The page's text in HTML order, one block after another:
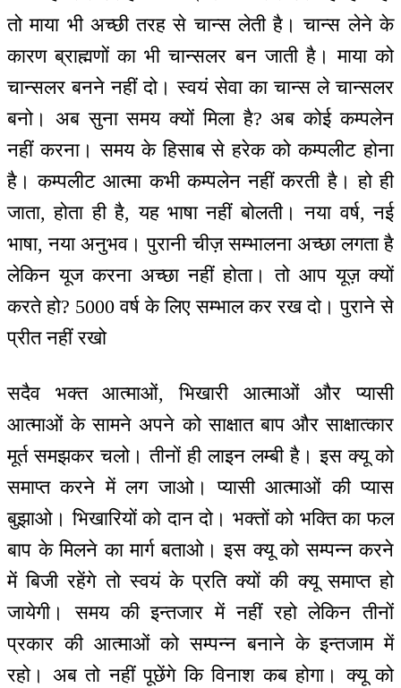
तो माया भी अच्छी तरह से चान्स लेती है। चान्स लेने के
कारण ब्राह्मणों का भी चान्सलर बन जाती है। माया को
चान्सलर बनने नहीं दो। स्वयं सेवा का चान्स ले चान्सलर
बनो। अब सुना समय क्यों मिला है? अब कोई कम्पलेन
नहीं करना। समय के हिसाब से हरेक को कम्पलीट होना
है। कम्पलीट आत्मा कभी कम्पलेन नहीं करती है। हो ही
जाता, होता ही है, यह भाषा नहीं बोलती। नया वर्ष, नई
भाषा, नया अनुभव। पुरानी चीज़ सम्भालना अच्छा लगता है
लेकिन यूज करना अच्छा नहीं होता। तो आप यूज़ क्यों
करते हो? 5000 वर्ष के लिए सम्भाल कर रख दो। पुराने से
प्रीत नहीं रखो
सदैव भक्त आत्माओं, भिखारी आत्माओं और प्यासी
आत्माओं के सामने अपने को साक्षात बाप और साक्षात्कार
मूर्त समझकर चलो। तीनों ही लाइन लम्बी है। इस क्यू को
समाप्त करने में लग जाओ। प्यासी आत्माओं की प्यास
बुझाओ। भिखारियों को दान दो। भक्तों को भक्ति का फल
बाप के मिलने का मार्ग बताओ। इस क्यू को सम्पन्न करने
में बिजी रहेंगे तो स्वयं के प्रति क्यों की क्यू समाप्त हो
जायेगी। समय की इन्तजार में नहीं रहो लेकिन तीनों
प्रकार की आत्माओं को सम्पन्न बनाने के इन्तजाम में
रहो। अब तो नहीं पूछेंगे कि विनाश कब होगा। क्यू को